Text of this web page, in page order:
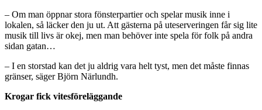
– Om man öppnar stora fönsterpartier och spelar musik inne i
lokalen, så läcker den ju ut. Att gästerna på uteserveringen får sig lite
musik till livs är okej, men man behöver inte spela för folk på andra
sidan gatan…
– I en storstad kan det ju aldrig vara helt tyst, men det måste finnas
gränser, säger Björn Närlundh.
Krogar fick vitesföreläggande